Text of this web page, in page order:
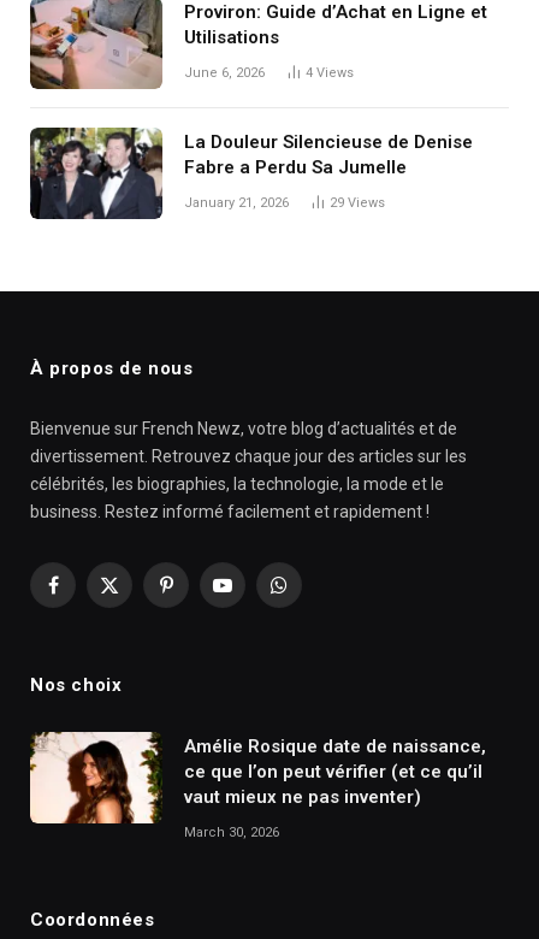
Proviron: Guide d’Achat en Ligne et
Utilisations
June 6, 2026 4 Views
La Douleur Silencieuse de Denise
Fabre a Perdu Sa Jumelle
January 21, 2026 29 Views
À propos de nous
Bienvenue sur French Newz, votre blog d’actualités et de
divertissement. Retrouvez chaque jour des articles sur les
célébrités, les biographies, la technologie, la mode et le
business. Restez informé facilement et rapidement !
Facebook
X
PinterestYouTubeWhatsApp
Nos choix
Amélie Rosique date de naissance,
ce que l’on peut vérifier (et ce qu’il
vaut mieux ne pas inventer)
March 30, 2026
Coordonnées